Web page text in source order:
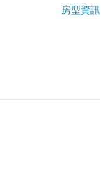
房型資訊